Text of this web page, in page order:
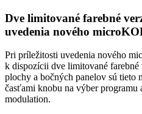
Dve limitované farebné
uvedenia nového
Pri príležitosti uvedenia nového
k dispozícii dve limitované
plochy a bočných panelov sú
časťami knobu na výber programu
modulation.